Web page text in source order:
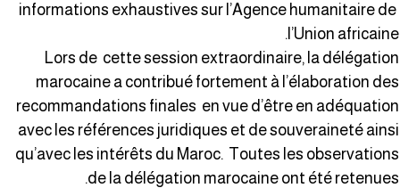
informations exhaustives sur l’Agence humanitaire
l’Union
Lors de cette session extraordinaire, la
marocaine a contribué fortement à l’élaboration
recommandations finales en vue d’être en
avec les références juridiques et de souveraineté
qu’avec les intérêts du Maroc. Toutes les
de la délégation marocaine ont été